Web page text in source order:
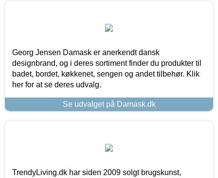
Georg Jensen Damask er anerkendt dansk
designbrand, og i deres sortiment finder du produkter til
badet, bordet, køkkenet, sengen og andet tilbehør. Klik
her for at se deres udvalg.
Se udvalget på Damask.dk
TrendyLiving.dk har siden 2009 solgt brugskunst,